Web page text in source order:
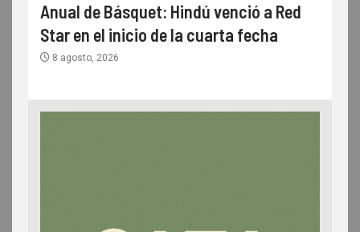
Anual de Básquet: Hindú venció a Red
Star en el inicio de la cuarta fecha
8 agosto, 2026